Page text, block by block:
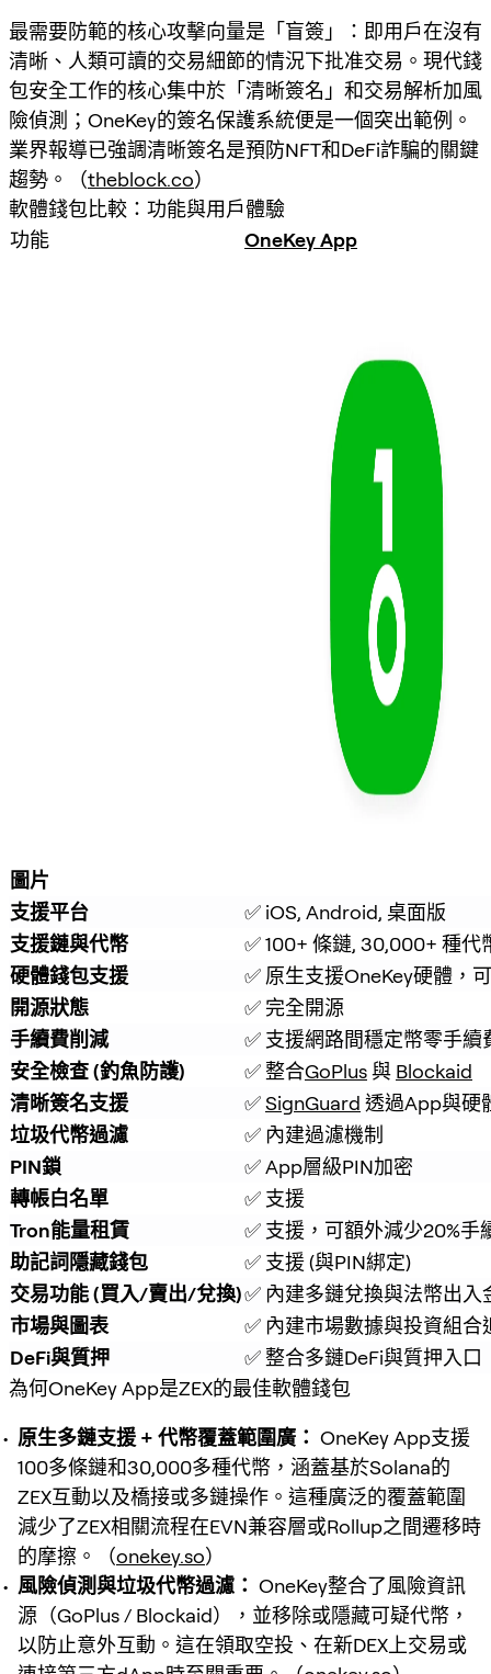
最需要防範的核心攻擊向量是「盲簽」：即用戶在沒有
清晰、人類可讀的交易細節的情況下批准交易。現代錢
包安全工作的核心集中於「清晰簽名」和交易解析加風
險偵測；OneKey的簽名保護系統便是一個突出範例。
業界報導已強調清晰簽名是預防NFT和DeFi詐騙的關鍵
趨勢。（theblock.co）
軟體錢包比較：功能與用戶體驗
功能
OneKey App
圖片
支援平台
✅ iOS, Android, 桌面版
支援鏈與代幣
✅ 100+ 條鏈, 30,000+ 種代
硬體錢包支援
✅ 原生支援OneKey硬體，
開源狀態
✅ 完全開源
手續費削減
✅ 支援網路間穩定幣零手續
安全檢查 (釣魚防護)
✅ 整合GoPlus 與 Blockaid
清晰簽名支援
✅ SignGuard 透過App與硬
垃圾代幣過濾
✅ 內建過濾機制
PIN鎖
✅ App層級PIN加密
轉帳白名單
✅ 支援
Tron能量租賃
✅ 支援，可額外減少20%手
助記詞隱藏錢包
✅ 支援 (與PIN綁定)
交易功能 (買入/賣出/兌換)✅ 內建多鏈兌換與法幣出入
市場與圖表
✅ 內建市場數據與投資組合
DeFi與質押
✅ 整合多鏈DeFi與質押入口
為何OneKey App是ZEX的最佳軟體錢包
原生多鏈支援 + 代幣覆蓋範圍廣： OneKey App支援
100多條鏈和30,000多種代幣，涵蓋基於Solana的
ZEX互動以及橋接或多鏈操作。這種廣泛的覆蓋範圍
減少了ZEX相關流程在EVN兼容層或Rollup之間遷移時
的摩擦。（onekey.so）
風險偵測與垃圾代幣過濾： OneKey整合了風險資訊
源（GoPlus / Blockaid），並移除或隱藏可疑代幣，
以防止意外互動。這在領取空投、在新DEX上交易或